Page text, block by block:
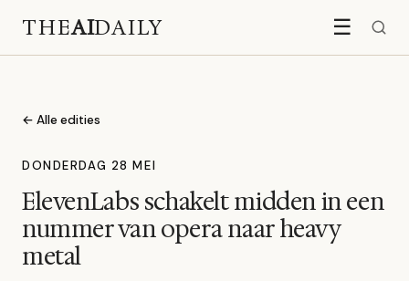
THEAIDAILY ☰
← Alle edities
DONDERDAG 28 MEI
ElevenLabs schakelt midden in een
nummer van opera naar heavy
metal